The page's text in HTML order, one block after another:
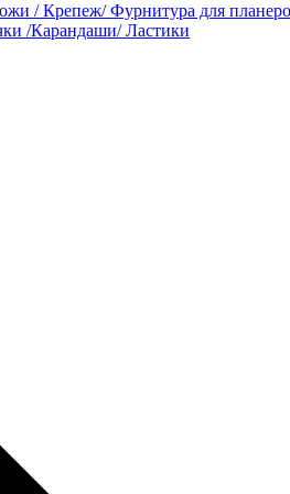
/ Крепеж/ Фурнитура для
/Карандаши/ Ластики